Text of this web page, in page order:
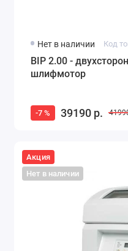
Нет в наличии Код
BIP 2.00 -
шлифмотор
-7 % 39190 р.
Акция
Нет в наличии